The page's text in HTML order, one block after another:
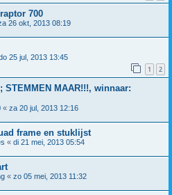
700
26 okt, 2013 08:19
25 jul, 2013 13:45
1 2
MAAR!!!, winnaar:
« za 20 jul, 2013 12:16
frame en stuklijst
« di 21 mei, 2013 05:54
« zo 05 mei, 2013 11:32